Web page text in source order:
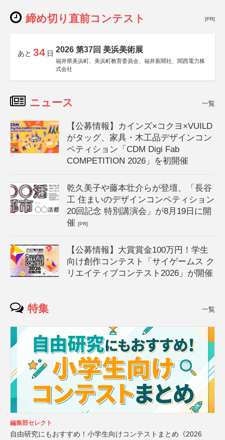
締め切り直前コンテスト [PR]
あと 34 日 2026 第37回 美浜美術展
福井県美浜町、美浜町教育委員会、福井新聞社、関西電力株
式会社
ニュース 一覧
【公募情報】カインズ×コクヨ×VUILD
がタッグ、家具・木工品デザインコン
ペティション「CDM Digi Fab
COMPETITION 2026」を初開催
乾久美子や藤本壮介らが登壇、「長谷
工 住まいのデザインコンペティション
20回記念 特別講演会」が8月19日に開
催[PR]
【公募情報】大賞賞金100万円！学生
向け創作コンテスト「サイゲームス ク
リエイティブコンテスト2026」が開催
特集 一覧
編集部セレクト
自由研究にもおすすめ！小学生向けコンテストまとめ《2026